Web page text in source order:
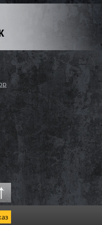
17203л...
Экономия